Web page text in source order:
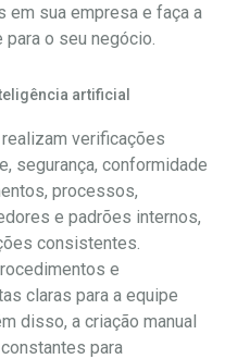
sua empresa e faça a
o seu negócio.
artificial
verificações
segurança, conformidade
processos,
e padrões internos,
consistentes.
e
claras para a equipe
disso, a criação manual
para